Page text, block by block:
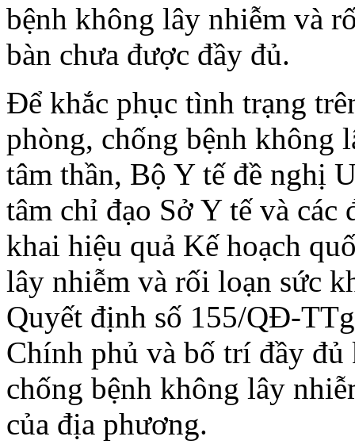
bệnh không lây nhiễm và
bàn chưa được đầy đủ.
Để khắc phục tình trạng
phòng, chống bệnh không
tâm thần, Bộ Y tế đề nghị
tâm chỉ đạo Sở Y tế và
khai hiệu quả Kế hoạch
lây nhiễm và rối loạn sức
Quyết định số 155/QĐ-
Chính phủ và bố trí đầy
chống bệnh không lây
của địa phương.